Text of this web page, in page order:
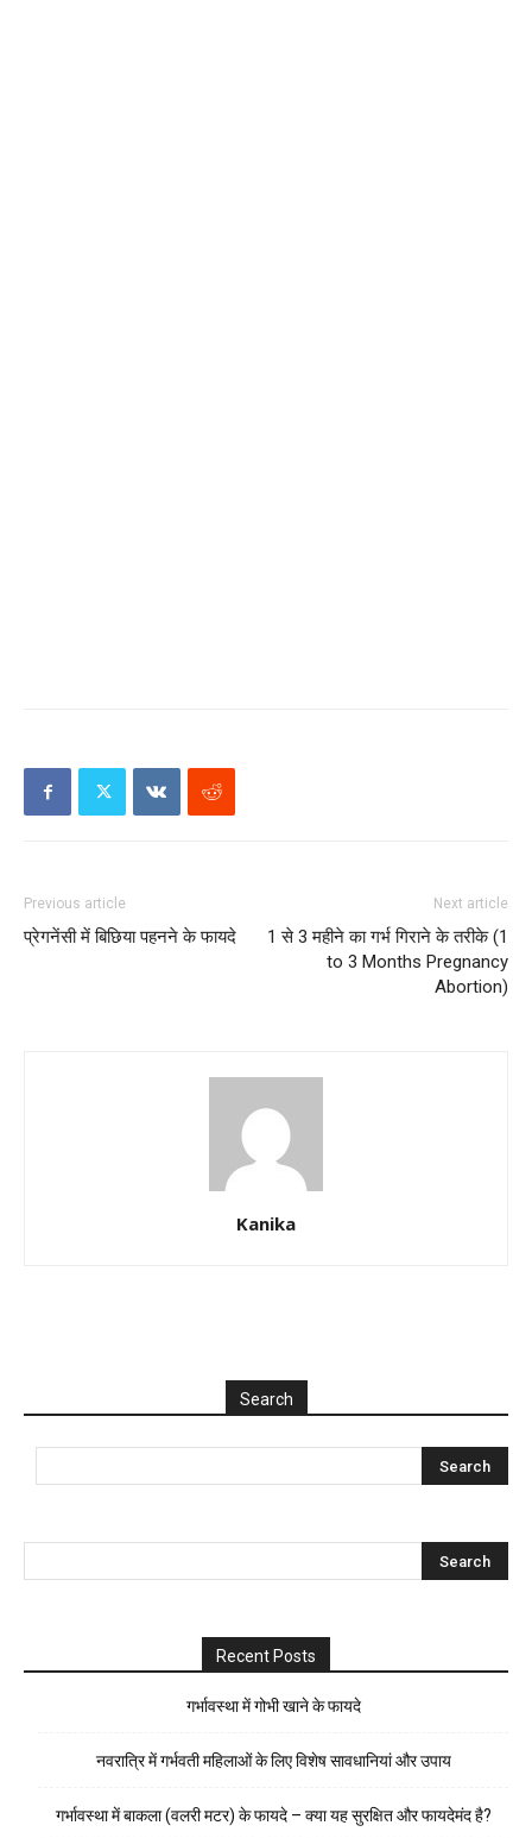
Previous article
प्रेगनेंसी में बिछिया पहनने के फायदे
Next article
1 से 3 महीने का गर्भ गिराने के तरीके (1
to 3 Months Pregnancy
Abortion)
Kanika
Search
Recent Posts
गर्भावस्था में गोभी खाने के फायदे
नवरात्रि में गर्भवती महिलाओं के लिए विशेष सावधानियां और उपाय
गर्भावस्था में बाकला (वलरी मटर) के फायदे – क्या यह सुरक्षित और फायदेमंद है?